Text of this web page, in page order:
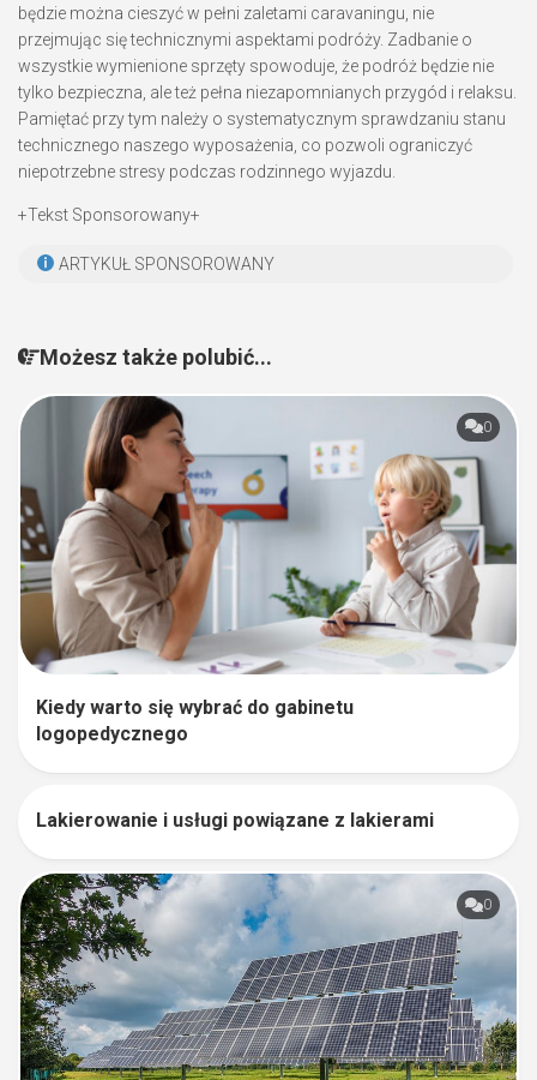
będzie można cieszyć w pełni zaletami caravaningu, nie
przejmując się technicznymi aspektami podróży. Zadbanie o
wszystkie wymienione sprzęty spowoduje, że podróż będzie nie
tylko bezpieczna, ale też pełna niezapomnianych przygód i relaksu.
Pamiętać przy tym należy o systematycznym sprawdzaniu stanu
technicznego naszego wyposażenia, co pozwoli ograniczyć
niepotrzebne stresy podczas rodzinnego wyjazdu.
+Tekst Sponsorowany+
ARTYKUŁ SPONSOROWANY
Możesz także polubić...
0
Kiedy warto się wybrać do gabinetu
logopedycznego
Lakierowanie i usługi powiązane z lakierami
0